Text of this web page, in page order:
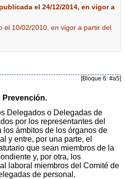
el 24/12/2014, en vigor a
el 10/02/2010, en vigor a partir del
[Bloque 6: #a5]
Prevención.
Delegados o Delegadas de
por los representantes del
los ámbitos de los órganos de
y entre, por una parte, el
que sean miembros de la
y, por otra, los
laboral miembros del Comité de
de personal.